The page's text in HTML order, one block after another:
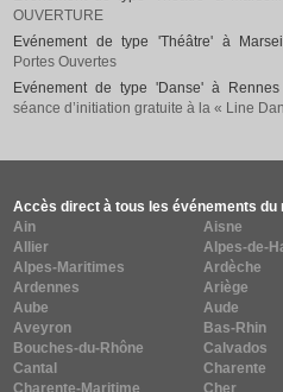
OUVERTURE
Evénement de type 'Théâtre' à
Portes Ouvertes
Evénement de type 'Danse' à
séance d’initiation gratuite à la « Line
Accès direct à tous les événements
Ain
Aisne
Allier
Alpes-de-
Alpes-Maritimes
Ardèche
Ardennes
Ariège
Aube
Aude
Aveyron
Bas-Rhin
Bouches-du-Rhône
Calvados
Cantal
Charente